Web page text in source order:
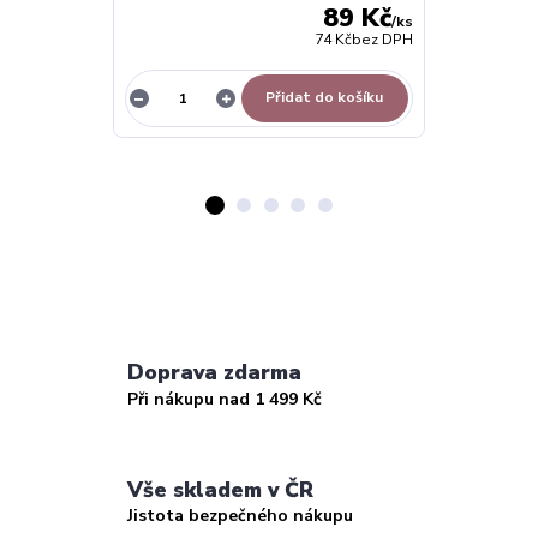
89 Kč/ks
74 Kčbez DPH
Přidat do košíku
Doprava zdarma
Při nákupu nad 1 499 Kč
Vše skladem v ČR
Jistota bezpečného nákupu